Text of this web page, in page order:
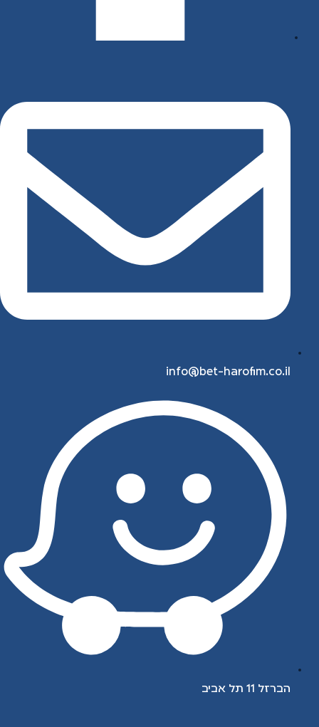
info@bet-harofim.co.il
הברזל 11 תל אביב